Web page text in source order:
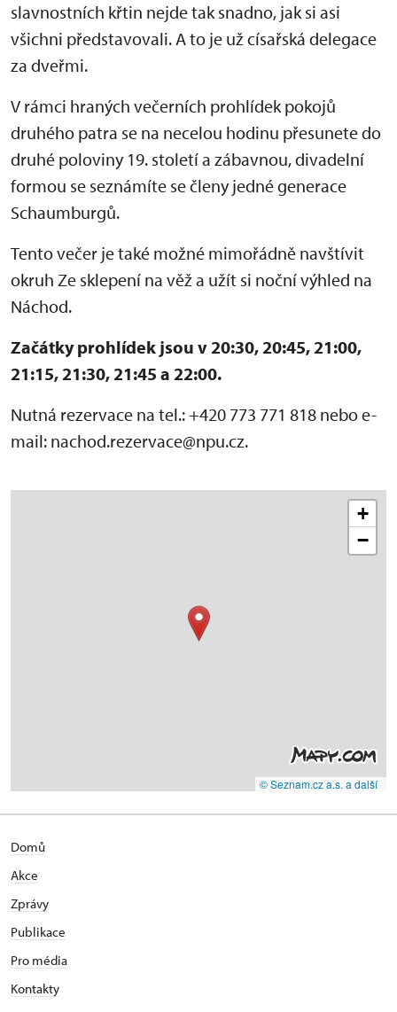
slavnostních křtin nejde tak snadno, jak si asi
všichni představovali. A to je už císařská delegace
za dveřmi.
V rámci hraných večerních prohlídek pokojů
druhého patra se na necelou hodinu přesunete do
druhé poloviny 19. století a zábavnou, divadelní
formou se seznámíte se členy jedné generace
Schaumburgů.
Tento večer je také možné mimořádně navštívit
okruh Ze sklepení na věž a užít si noční výhled na
Náchod.
Začátky prohlídek jsou v 20:30, 20:45, 21:00,
21:15, 21:30, 21:45 a 22:00.
Nutná rezervace na tel.: +420 773 771 818 nebo e-
mail: nachod.rezervace@npu.cz.
+
−
© Seznam.cz a.s. a další
Domů
Akce
Zprávy
Publikace
Pro média
Kontakty